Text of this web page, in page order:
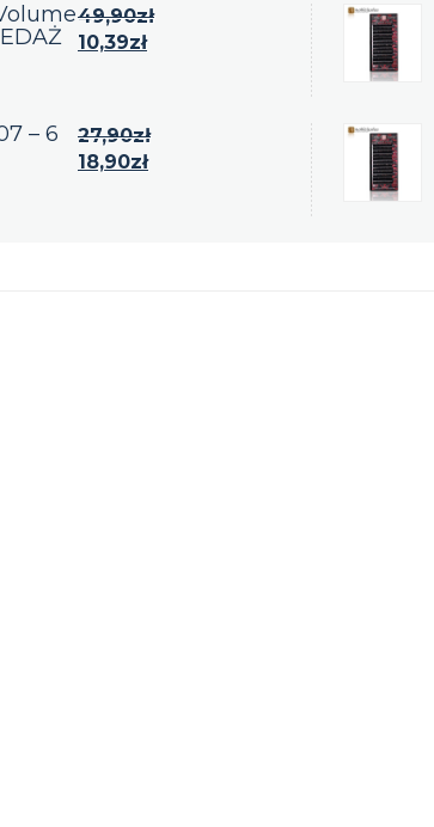
49,90zł
10,39zł
– 6
27,90zł
18,90zł